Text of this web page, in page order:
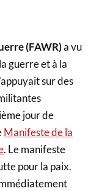
(FAWR)a vu
guerre et à la
sur des
jour de
Manifeste de la
. Le manifeste
pour la paix.